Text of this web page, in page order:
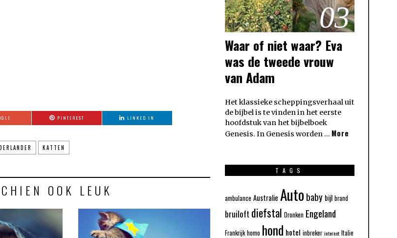
PINTEREST LINKED IN
KATTEN
OOK LEUK
03
Waar of niet waar? Eva
was de tweede vrouw
van Adam
Het klassieke scheppingsverhaal uit
de bijbel is te vinden in het eerste
hoofdstuk van het bijbelboek
Genesis. In Genesis worden … More
TAGS
ambulance Australie Auto baby bijl brand
bruiloft diefstal Dronken Engeland
Frankrijk homo hond hotel inbreker internet Italie